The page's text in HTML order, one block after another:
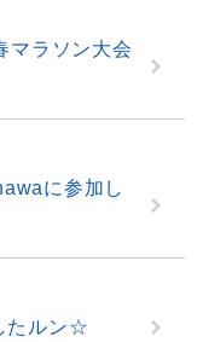
ラソン大会
に参加し
たルン☆